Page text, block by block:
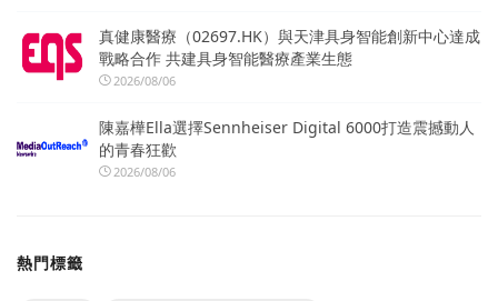
真健康醫療（02697.HK）與天津具身智能創新中心達成
戰略合作 共建具身智能醫療產業生態
2026/08/06
陳嘉樺Ella選擇Sennheiser Digital 6000打造震撼動人
的青春狂歡
2026/08/06
熱門標籤